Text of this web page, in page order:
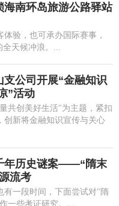
海南环岛旅游公路驿站
体验，也可承办国际赛事，
天候冲浪。...
支公司开展“金融知识
”活动
共创美好生活"为主题，紧扣
创新将金融知识宣传与关心
年历史谜案——“隋末
流考
有一段时间，下面尝试对"隋
一些考证研究。...